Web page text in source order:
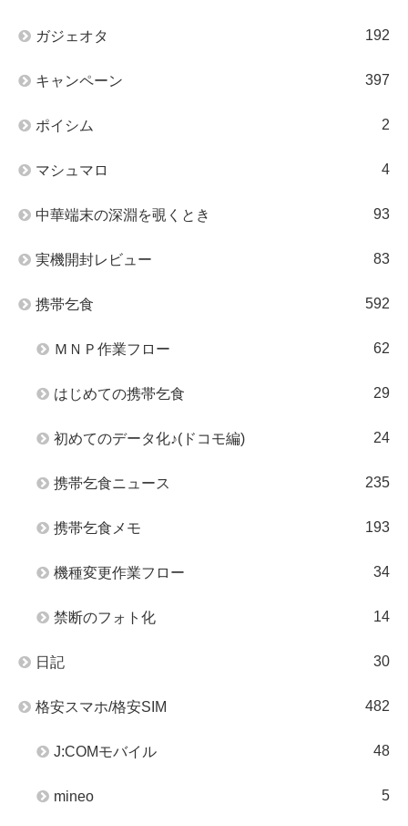
ガジェオタ 192
キャンペーン 397
ポイシム 2
マシュマロ 4
中華端末の深淵を覗くとき 93
実機開封レビュー 83
携帯乞食 592
ＭＮＰ作業フロー 62
はじめての携帯乞食 29
初めてのデータ化♪(ドコモ編) 24
携帯乞食ニュース 235
携帯乞食メモ 193
機種変更作業フロー 34
禁断のフォト化 14
日記 30
格安スマホ/格安SIM 482
J:COMモバイル 48
mineo 5